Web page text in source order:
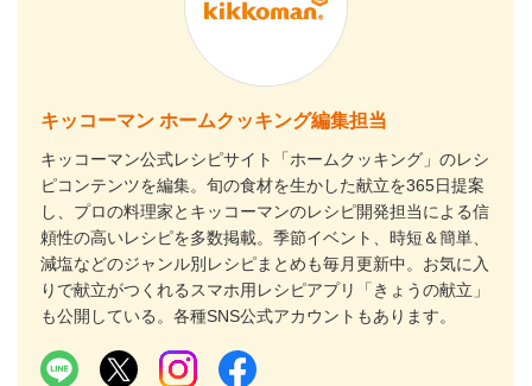
キッコーマン ホームクッキング編集担当
キッコーマン公式レシピサイト「ホームクッキング」のレシ
ピコンテンツを編集。旬の食材を生かした献立を365日提案
し、プロの料理家とキッコーマンのレシピ開発担当による信
頼性の高いレシピを多数掲載。季節イベント、時短＆簡単、
減塩などのジャンル別レシピまとめも毎月更新中。お気に入
りで献立がつくれるスマホ用レシピアプリ「きょうの献立」
も公開している。各種SNS公式アカウントもあります。